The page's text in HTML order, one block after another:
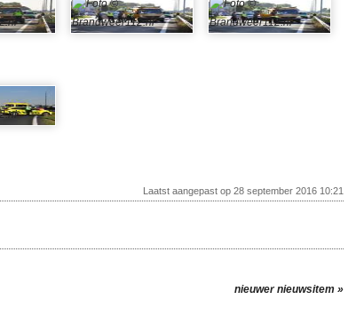
Laatst aangepast op 28 september 2016 10:21
nieuwer nieuwsitem »